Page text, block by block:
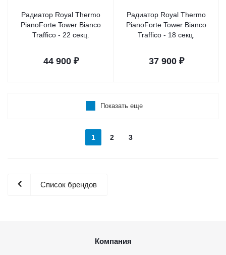
Радиатор Royal Thermo
PianoForte Tower Bianco
Traffico - 22 секц.
44 900₽
Радиатор Royal Thermo
PianoForte Tower Bianco
Traffico - 18 секц.
37 900₽
Показать еще
1 2 3
Список брендов
Компания